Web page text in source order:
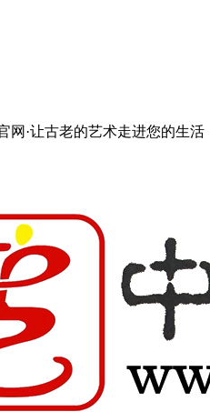
网·让古老的艺术走进您的生活